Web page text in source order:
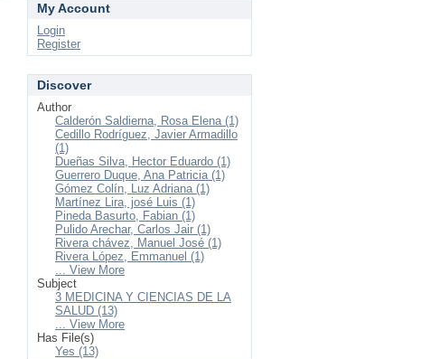
My Account
Login
Register
Discover
Author
Calderón Saldierna, Rosa Elena (1)
Cedillo Rodríguez, Javier Armadillo
(1)
Dueñas Silva, Hector Eduardo (1)
Guerrero Duque, Ana Patricia (1)
Gómez Colín, Luz Adriana (1)
Martínez Lira, josé Luis (1)
Pineda Basurto, Fabian (1)
Pulido Arechar, Carlos Jair (1)
Rivera chávez, Manuel José (1)
Rivera López, Emmanuel (1)
... View More
Subject
3 MEDICINA Y CIENCIAS DE LA
SALUD (13)
... View More
Has File(s)
Yes (13)